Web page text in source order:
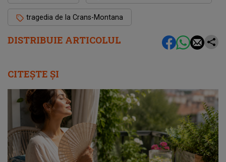
DISTRIBUIE ARTICOLUL
tragedia de la Crans-Montana
CITEȘTE ȘI